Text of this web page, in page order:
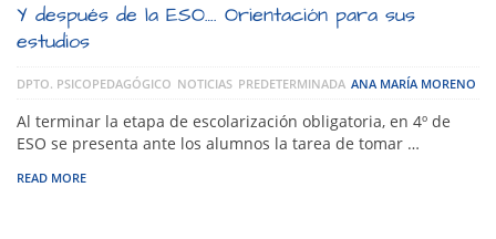
Y después de la ESO…. Orientación para sus
estudios
DPTO. PSICOPEDAGÓGICO NOTICIAS PREDETERMINADA ANA MARÍA MORENO
Al terminar la etapa de escolarización obligatoria, en 4º de
ESO se presenta ante los alumnos la tarea de tomar …
READ MORE